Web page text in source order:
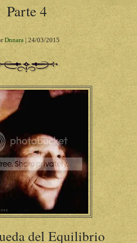
Parte 4
Dnnara| 24/03/2015
del Equilibrio